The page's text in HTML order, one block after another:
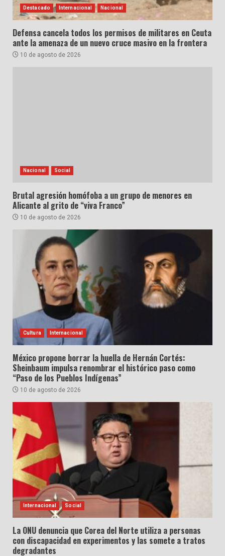
Destacado Internacional Nacional
Defensa cancela todos los permisos de militares en Ceuta
ante la amenaza de un nuevo cruce masivo en la frontera
10 de agosto de 2026
Nacional Social
Brutal agresión homófoba a un grupo de menores en
Alicante al grito de “viva Franco”
10 de agosto de 2026
Cultura Internacional
México propone borrar la huella de Hernán Cortés:
Sheinbaum impulsa renombrar el histórico paso como
“Paso de los Pueblos Indígenas”
10 de agosto de 2026
Internacional Social
La ONU denuncia que Corea del Norte utiliza a personas
con discapacidad en experimentos y las somete a tratos
degradantes